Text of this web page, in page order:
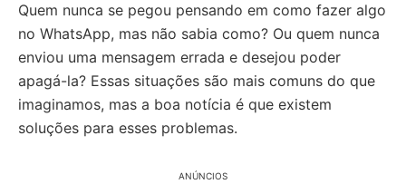
Quem nunca se pegou pensando em como fazer algo
no WhatsApp, mas não sabia como? Ou quem nunca
enviou uma mensagem errada e desejou poder
apagá-la? Essas situações são mais comuns do que
imaginamos, mas a boa notícia é que existem
soluções para esses problemas.
ANÚNCIOS